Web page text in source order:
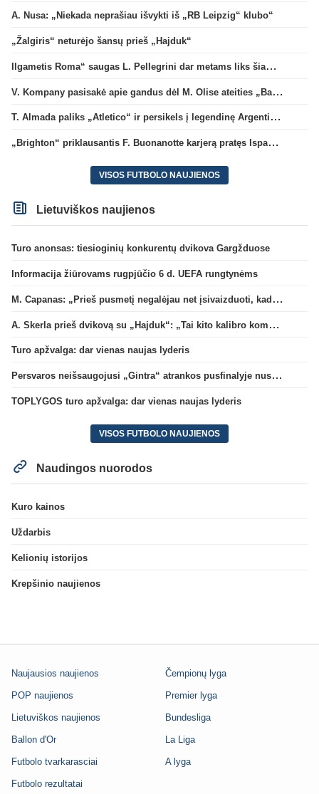
A. Nusa: „Niekada neprašiau išvykti iš „RB Leipzig“ klubo“
„Žalgiris“ neturėjo šansų prieš „Hajduk“
Ilgametis Roma“ saugas L. Pellegrini dar metams liks šiame klube
V. Kompany pasisakė apie gandus dėl M. Olise ateities „Bayern“ gretose
T. Almada paliks „Atletico“ ir persikels į legendinę Argentinos ekipą
„Brighton“ priklausantis F. Buonanotte karjerą pratęs Ispanijoje
VISOS FUTBOLO NAUJIENOS
Lietuviškos naujienos
Turo anonsas: tiesioginių konkurentų dvikova Gargžduose
Informacija žiūrovams rugpjūčio 6 d. UEFA rungtynėms
M. Capanas: „Prieš pusmetį negalėjau net įsivaizduoti, kad žaisime prieš „Hajduk“
A. Skerla prieš dvikovą su „Hajduk“: „Tai kito kalibro komanda“
Turo apžvalga: dar vienas naujas lyderis
Persvaros neišsaugojusi „Gintra“ atrankos pusfinalyje nusileido Škotijos čempionėms
TOPLYGOS turo apžvalga: dar vienas naujas lyderis
VISOS FUTBOLO NAUJIENOS
Naudingos nuorodos
Kuro kainos
Uždarbis
Kelionių istorijos
Krepšinio naujienos
Naujausios naujienos
POP naujienos
Lietuviškos naujienos
Ballon d'Or
Futbolo tvarkarasciai
Futbolo rezultatai
Čempionų lyga
Premier lyga
Bundesliga
La Liga
A lyga